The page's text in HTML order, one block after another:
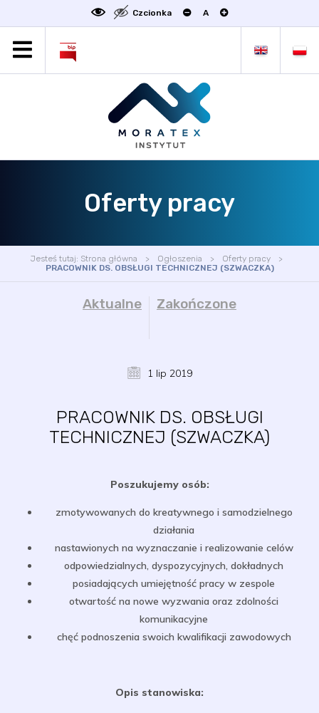
Czcionka A
OGŁOSZENIA
DEKLARACJA DOSTĘPNOŚCI
Oferty pracy
Jesteś tutaj: Strona główna Ogłoszenia
Oferty pracy
PRACOWNIK DS. OBSŁUGI TECHNICZNEJ (SZWACZKA)
Aktualne Zakończone
1 lip 2019
PRACOWNIK DS. OBSŁUGI
TECHNICZNEJ (SZWACZKA)
Poszukujemy osób:
zmotywowanych do kreatywnego i samodzielnego
działania
nastawionych na wyznaczanie i realizowanie celów
odpowiedzialnych, dyspozycyjnych, dokładnych
posiadających umiejętność pracy w zespole
otwartość na nowe wyzwania oraz zdolności
komunikacyjne
chęć podnoszenia swoich kwalifikacji zawodowych
Opis stanowiska: